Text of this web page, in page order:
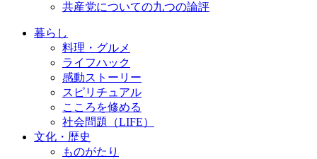
共産党についての九つの論評
暮らし
料理・グルメ
ライフハック
感動ストーリー
スピリチュアル
こころを修める
社会問題（LIFE）
文化・歴史
ものがたり